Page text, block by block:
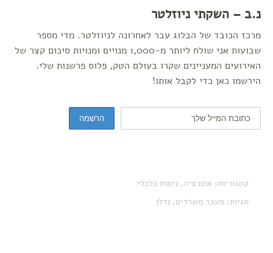
נ.ב – השקתי ניוזלטר
מרכז הכובד של הבלוג עבר לאחרונה לניוזלטר. מדי מספר
שבועות אני שולח ליותר מ-1,000 מנויים ומנויות סיכום קצר של
האירועים המעניינים שקרו בעולם הטק, פלוס פרשנות שלי.
הירשמו כאן כדי לקבל אותו!
קטגוריות: אופרציה, ניתוח כלכלי
תגיות: מעבר משרדים, נדלן